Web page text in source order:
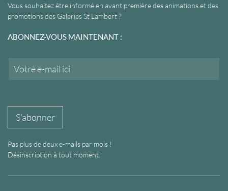
Vous souhaitez être informé en avant première des animations et des
promotions des Galeries St Lambert ?
ABONNEZ-VOUS MAINTENANT :
S'abonner
Pas plus de deux e-mails par mois !
Désinscription à tout moment.